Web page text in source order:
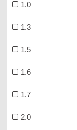
1.0
1.3
1.5
1.6
1.7
2.0